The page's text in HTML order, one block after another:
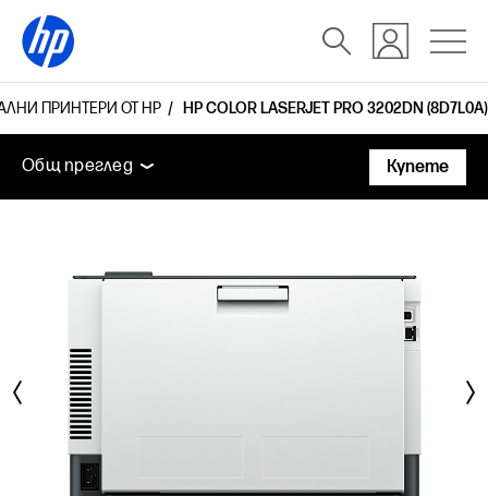
ПРИНТЕРИ ОТ HP HP COLOR LASERJET PRO 3202DN (8D7L0A)
Общ преглед Функции
Технически
Общ преглед
Технически спецификации
Аксесоари
Поддръжка
Купете